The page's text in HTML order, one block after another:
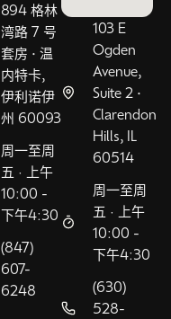
894 格林
湾路 7 号
套房 • 温
内特卡,
伊利诺伊
州 60093
周一至周
五 · 上午
10:00 -
下午4:30
(847)
607-
6248
103 E
Ogden
Avenue,
Suite 2 •
Clarendon
Hills, IL
60514
周一至周
五 · 上午
10:00 -
下午4:30
(630)
528-